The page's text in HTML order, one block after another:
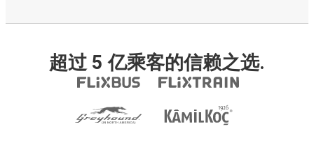
超过 5 亿乘客的信赖之选.